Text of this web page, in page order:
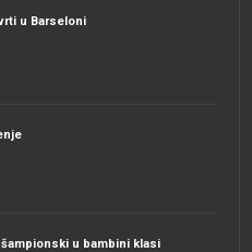
u Barseloni
u bambini klasi